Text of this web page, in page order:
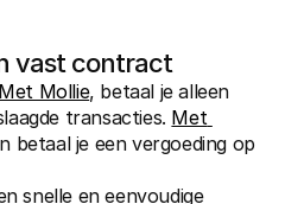
vast contract
Met Mollie, betaal je alleen
transacties. Met
betaal je een vergoeding op
snelle en eenvoudige